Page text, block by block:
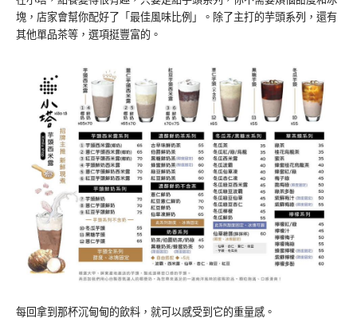
塊，店家會幫你配好了「最佳風味比例」。除了主打的芋頭系列，還有
其他單品茶等，選項挺豐富的。
每回拿到那杯沉甸甸的飲料，就可以感受到它的重量感。